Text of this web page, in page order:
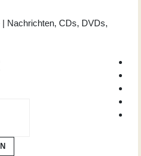
Nachrichten, CDs, DVDs,